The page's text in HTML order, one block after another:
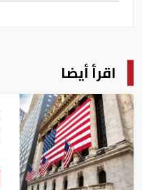
اقرأ أيضا